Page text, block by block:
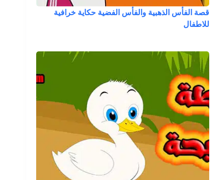
قصة الفأس الذهبية والفأس الفضية حكاية خرافية
للاطفال